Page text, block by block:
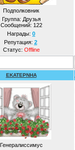
Подполковник
Группа: Друзья
Сообщений: 122
Награды: 0
Репутация: 2
Статус: Offline
EKATEPNHA
Генералиссимус